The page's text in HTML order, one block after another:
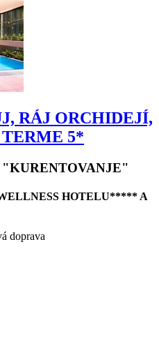
RÁJ ORCHIDEJÍ,
5*
HOTELU***** A
doprava